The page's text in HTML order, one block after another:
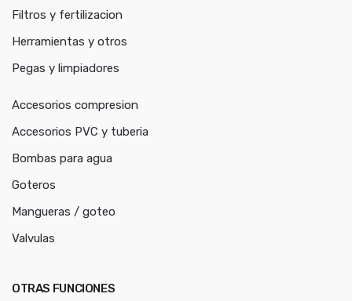
Filtros y fertilizacion
Herramientas y otros
Pegas y limpiadores
Accesorios compresion
Accesorios PVC y tuberia
Bombas para agua
Goteros
Mangueras / goteo
Valvulas
OTRAS FUNCIONES